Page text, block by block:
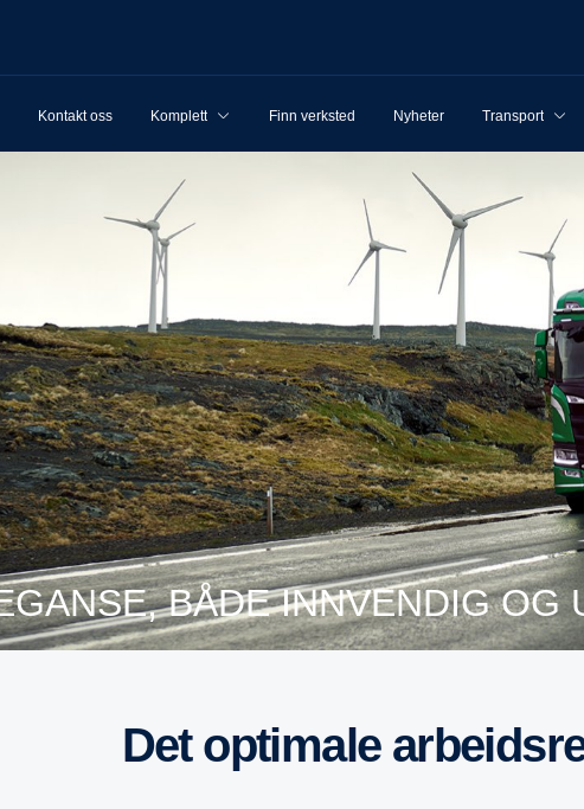
Kontakt oss Komplett Finn verksted Nyheter Transport
BÅDE INNVENDIG OG
Det optimale